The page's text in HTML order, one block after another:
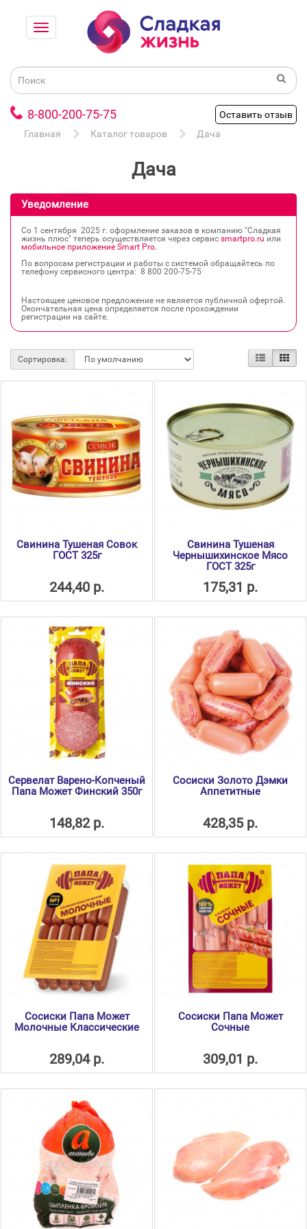
8-800-200-75-75
Оставить отзыв
Главная
Каталог товаров Дача
Дача
Уведомление
Со 1 сентября 2025 г. оформление заказов в компанию "Сладкая
жизнь плюс" теперь осуществляется через сервис smartpro.ru или
мобильное приложение Smart Pro.
По вопросам регистрации и работы с системой обращайтесь по
телефону сервисного центра: 8 800 200‐75‐75
Настоящее ценовое предложение не является публичной офертой.
Окончательная цена определяется после прохождении
регистрации на сайте.
Сортировка:
Свинина Тушеная Совок
ГОСТ 325г
244,40 р.
Свинина Тушеная
Чернышихинское Мясо
ГОСТ 325г
175,31 р.
Сервелат Варено-Копченый
Папа Может Финский 350г
148,82 р.
Сосиски Золото Дэмки
Аппетитные
428,35 р.
Сосиски Папа Может
Молочные Классические
289,04 р.
Сосиски Папа Может
Сочные
309,01 р.